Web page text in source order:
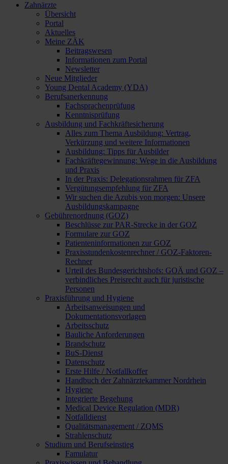
Zahnärzte
Übersicht
Portal
Aktuelles
Meine ZÄK
Beitragswesen
Informationen zum Portal
Newsletter
Neue Mitglieder
Young Dental Academy (YDA)
Berufsanerkennung
Fachsprachenprüfung
Kenntnisprüfung
Ausbildung und Fachkräftesicherung
Alles zum Thema Ausbildung: Vertrag,
Verkürzung und weitere Informationen
Ausbildung: Tipps für Ausbilder
Fachkräftegewinnung: Wege in die Ausbildung
und Praxis
In der Praxis: Delegationsrahmen für ZFA
Vergütungsempfehlung für ZFA
Wir suchen die Azubis von morgen: Unsere
Ausbildungskampagne
Gebührenordnung (GOZ)
Beschlüsse zur PAR-Strecke in der GOZ
Formulare zur GOZ
Patienteninformationen zur GOZ
Praxisstundenkostenrechner / GOZ-Faktoren-
Rechner
Urteil des Bundesgerichtshofs: GOÄ und GOZ –
verbindliches Preisrecht auch für juristische
Personen
Praxisführung und Hygiene
Arbeitsanweisungen und
Dokumentationsvorlagen
Arbeitsschutz
Bauliche Anforderungen
Brandschutz
BuS-Dienst
Datenschutz
Erste Hilfe / Notfallkoffer
Handbuch der Zahnärztekammer Nordrhein
Hygiene
Integrierte Begehung
Medical Device Regulation (MDR)
Notfalldienst
Qualitätsmanagement / ZQMS
Strahlenschutz
Studium und Berufseinstieg
Famulatur